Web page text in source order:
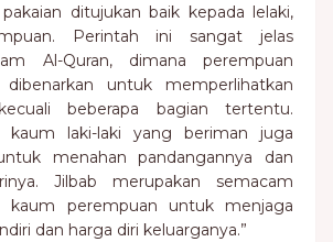
ditujukan baik kepada lelaki,
Perintah ini sangat jelas
Al-Quran, dimana perempuan
untuk memperlihatkan
beberapa bagian tertentu.
kaum laki-laki yang beriman juga
menahan pandangannya dan
Jilbab merupakan semacam
kaum perempuan untuk menjaga
dan harga diri keluarganya.”